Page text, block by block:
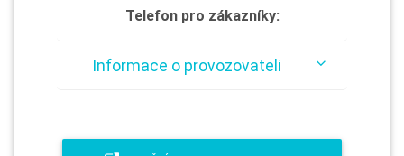
Telefon pro zákazníky:
Informace o provozovateli